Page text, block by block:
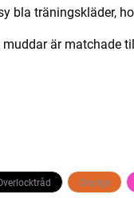
bla träningskläder,
muddar är matchade
Orange